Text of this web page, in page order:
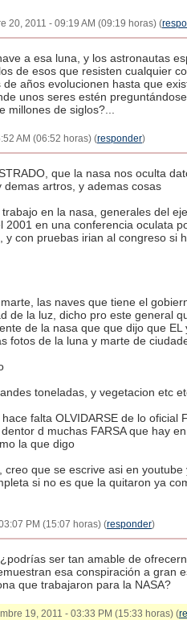
20, 2011 - 09:19 AM (09:19 horas) (
a esa luna, y los astronautas
de esos que resisten cualquier
años evolucionen hasta que
unos seres estén
millones de siglos?...
AM (06:52 horas) (responder)
que la nasa nos oculta
artros, y ademas cosas
en la nasa, generales del
2001 en una conferencia oculata
y con pruebas irian al congreso si
las naves que tiene el
de la luz, dicho pro este general
de la nasa que que dijo que EL
fotos de la luna y marte de
toneladas, y vegetacion etc
falta OLVIDARSE de lo oficial
d muchas FARSA que hay
la que digo
creo que se escrive asi en youtube
si no es que la quitaron ya
PM (15:07 horas) (responder)
ser tan amable de
esa conspiración a gran
que trabajaron para la NASA?
19, 2011 - 03:33 PM (15:33 horas) (